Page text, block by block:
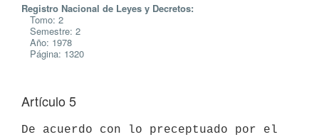
Registro Nacional de Leyes y Decretos:
Tomo: 2
Semestre: 2
Año: 1978
Página: 1320
Artículo 5
De acuerdo con lo preceptuado por el